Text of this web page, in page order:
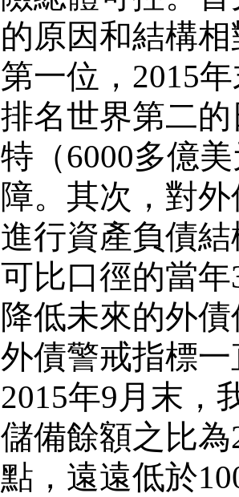
的原因和結構
第一位， 2015
排名世界第二
特（6000多億
障。其次，對
進行資產負債
可比口徑的當年
降低未來的外
外債警戒指標
2015年9月末，
儲備餘額之比為
點，遠遠低於